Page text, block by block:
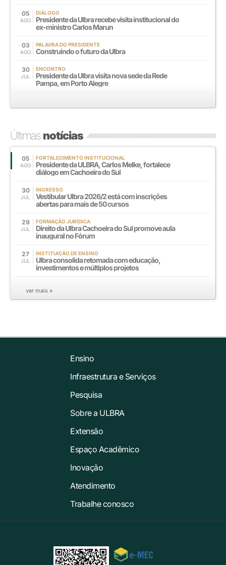
05
AGO
DIÁLOGO
Presidente da Ulbra recebe visita institucional do
ex-ministro Carlos Marun
03
AGO
PALAVRA DO PRESIDENTE
Construindo o futuro da Ulbra
30
JUL
ENCONTRO
Presidente da Ulbra visita nova sede da Rede
Pampa, em Porto Alegre
Últimasnotícias
05
AGO
FORTALECIMENTO INSTITUCIONAL
Presidente da ULBRA, Carlos Melke, fortalece
diálogo em Cachoeira do Sul
30
JUL
INGRESSO
Vestibular Ulbra 2026/2 está com inscrições
abertas para mais de 50 cursos
29
JUL
FORMAÇÃO JURÍDICA
Direito da Ulbra Cachoeira do Sul promove aula
inaugural no Fórum
27
JUL
INSTITUIÇÃO DE ENSINO
Ulbra consolida retomada com educação,
investimentos e múltiplos projetos
ver mais »
Ensino
Infraestrutura e Serviços
Pesquisa
Sobre a ULBRA
Extensão
Espaço Acadêmico
Inovação
Atendimento
Trabalhe conosco